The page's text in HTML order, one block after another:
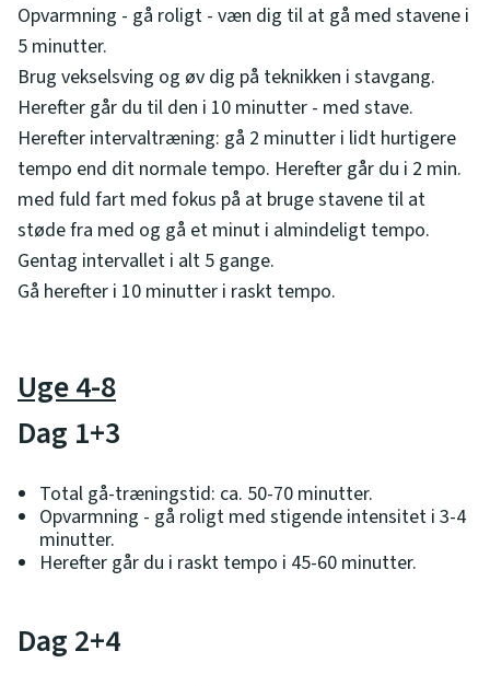
Opvarmning - gå roligt - væn dig til at gå med stavene i
5 minutter.
Brug vekselsving og øv dig på teknikken i stavgang.
Herefter går du til den i 10 minutter - med stave.
Herefter intervaltræning: gå 2 minutter i lidt hurtigere
tempo end dit normale tempo. Herefter går du i 2 min.
med fuld fart med fokus på at bruge stavene til at
støde fra med og gå et minut i almindeligt tempo.
Gentag intervallet i alt 5 gange.
Gå herefter i 10 minutter i raskt tempo.
Uge 4-8
Dag 1+3
Total gå-træningstid: ca. 50-70 minutter.
Opvarmning - gå roligt med stigende intensitet i 3-4
minutter.
Herefter går du i raskt tempo i 45-60 minutter.
Dag 2+4